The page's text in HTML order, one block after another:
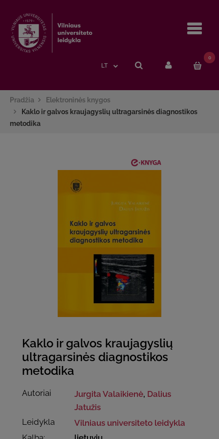
LT
0
Pradžia
Elektroninės knygos
Kaklo ir galvos kraujagyslių ultragarsinės diagnostikos
metodika
Kaklo ir galvos kraujagyslių
ultragarsinės diagnostikos
metodika
Autoriai Jurgita Valaikienė, Dalius
Jatužis
Leidykla
Vilniaus universiteto leidykla